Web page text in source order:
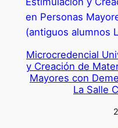
Microcredencial
y Creación de
Mayores con
La Salle